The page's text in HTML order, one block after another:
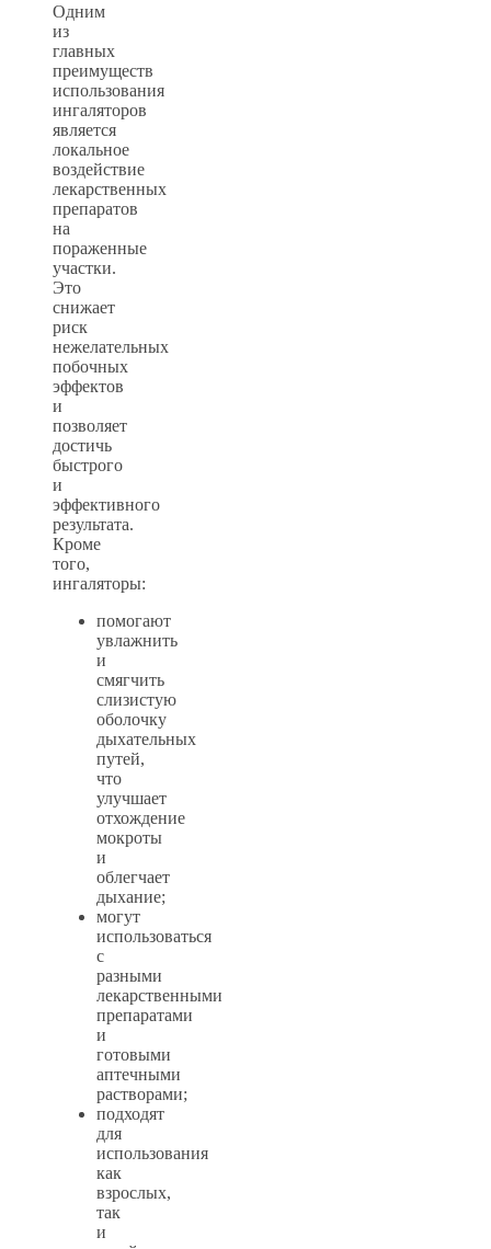
Одним
из
главных
преимуществ
использования
ингаляторов
является
локальное
воздействие
лекарственных
препаратов
на
пораженные
участки.
Это
снижает
риск
нежелательных
побочных
эффектов
и
позволяет
достичь
быстрого
и
эффективного
результата.
Кроме
того,
ингаляторы:
помогают
увлажнить
и
смягчить
слизистую
оболочку
дыхательных
путей,
что
улучшает
отхождение
мокроты
и
облегчает
дыхание;
могут
использоваться
с
разными
лекарственными
препаратами
и
готовыми
аптечными
растворами;
подходят
для
использования
как
взрослых,
так
и